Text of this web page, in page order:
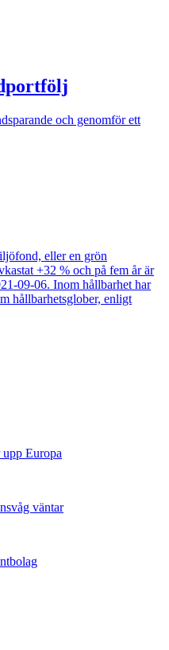
och genomför ett
eller en grön
+32 % och på fem år är
09-06. Inom hållbarhet har
hållbarhetsglober, enligt
Europa
väntar